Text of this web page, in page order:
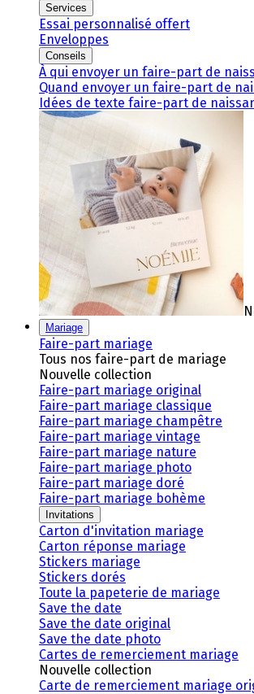
Services
Essai personnalisé offert
Enveloppes
Conseils
À qui envoyer un faire-part de
Quand envoyer un faire-part de
Idées de texte faire-part de
Mariage
Faire-part mariage
Tous nos faire-part de mariage
Nouvelle collection
Faire-part mariage original
Faire-part mariage classique
Faire-part mariage champêtre
Faire-part mariage vintage
Faire-part mariage nature
Faire-part mariage photo
Faire-part mariage doré
Faire-part mariage bohème
Invitations
Carton d'invitation mariage
Carton réponse mariage
Stickers mariage
Stickers dorés
Toute la papeterie de mariage
Save the date
Save the date original
Save the date photo
Cartes de remerciement mariage
Nouvelle collection
Carte de remerciement mariage